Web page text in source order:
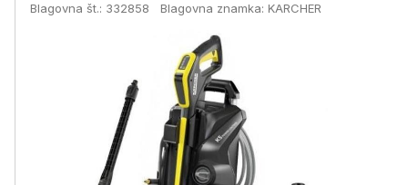
Blagovna št.: 332858 Blagovna znamka: KARCHER